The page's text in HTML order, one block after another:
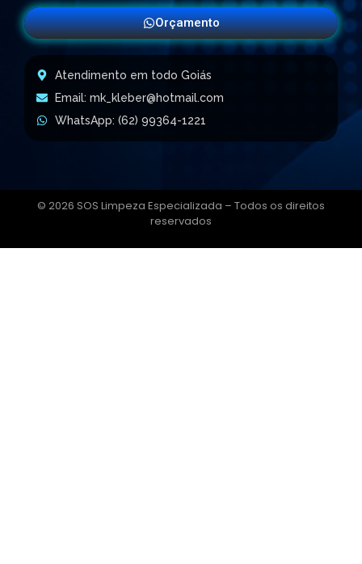
Orçamento
Atendimento em todo Goiás
Email: mk_kleber@hotmail.com
WhatsApp: (62) 99364-1221
© 2026 SOS Limpeza Especializada – Todos os direitos
reservados